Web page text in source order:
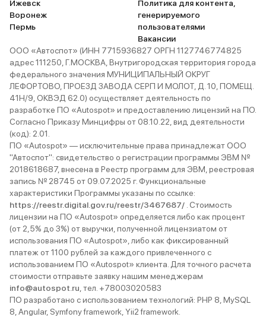
Ижевск
Воронеж
Пермь
Политика для контента,
генерируемого
пользователями
Вакансии
ООО «Автоспот» (ИНН 7715936827 ОРГН 1127746774825
адрес 111250, Г.МОСКВА, Внутригородская территория города
федерального значения МУНИЦИПАЛЬНЫЙ ОКРУГ
ЛЕФОРТОВО, ПРОЕЗД ЗАВОДА СЕРП И МОЛОТ, Д. 10, ПОМЕЩ.
41Н/9, ОКВЭД 62.0) осуществляет деятельность по
разработке ПО «Autospot» и предоставлению лицензий на ПО.
Согласно Приказу Минцифры от 08.10.22, вид деятельности
(код): 2.01.
ПО «Autospot» — исключительные права принадлежат ООО
"Автоспот": свидетельство о регистрации программы ЭВМ №
2018618687, внесена в Реестр программ для ЭВМ, реестровая
запись № 28745 от 09.07.2025 г. Функциональные
характеристики Программы указаны по ссылке:
https://reestr.digital.gov.ru/reestr/3467687/ . Стоимость
лицензии на ПО «Autospot» определяется либо как процент
(от 2,5% до 3%) от выручки, полученной лицензиатом от
использования ПО «Autospot», либо как фиксированный
платеж от 1100 рублей за каждого привлеченного с
использованием ПО «Autospot» клиента. Для точного расчета
стоимости отправьте заявку нашим менеджерам
info@autospot.ru , тел. +78003020583
ПО разработано с использованием технологий: PHP 8, MySQL
8, Angular, Symfony framework, Yii2 framework.